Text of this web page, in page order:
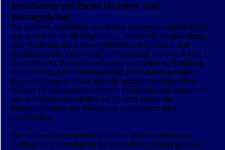
Verarbeiten von Daten (Kunden- und
Vertragsdaten)
Wir erheben, verarbeiten und nutzen personenbezogene Daten
nur, soweit sie für die Begründung, inhaltliche Ausgestaltung
oder Änderung des Rechtsverhältnisses erforderlich sind
(Bestandsdaten). Dies erfolgt auf Grundlage von Art. 6 Abs. 1
lit. b DSGVO, der die Verarbeitung von Daten zur Erfüllung
eines Vertrags oder vorvertraglicher Maßnahmen gestattet.
Personenbezogene Daten über die Inanspruchnahme dieser
Website (Nutzungsdaten) erheben, verarbeiten und nutzen wir
nur, soweit dies erforderlich ist, um dem Nutzer die
Inanspruchnahme des Dienstes zu ermöglichen oder
abzurechnen.
Die erhobenen Kundendaten werden nach Abschluss des
Auftrags oder Beendigung der Geschäftsbeziehung gelöscht.